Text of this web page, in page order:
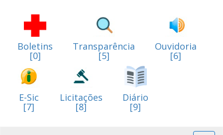
Boletins
[0]
Transparência
[5]
Ouvidoria
[6]
E-Sic
[7]
Licitações
[8]
Diário
[9]